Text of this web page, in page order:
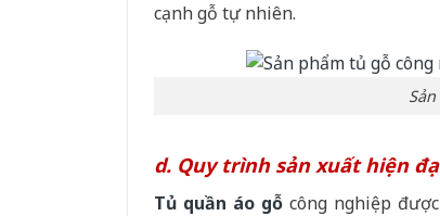
cạnh gỗ tự nhiên.
d. Quy trình sản xuất hiện
Tủ quần áo gỗcông nghiệp